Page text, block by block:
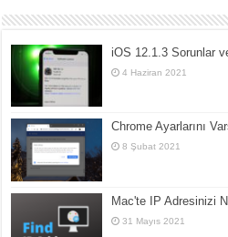
iOS 12.1.3 Sorunlar
4 Haziran 2021
Chrome Ayarlarını
8 Şubat 2021
Mac'te IP Adresinizi
31 Mayıs 2021